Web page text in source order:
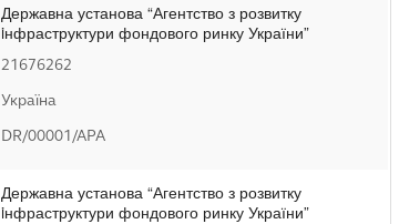
Державна установа “Агентство з розвитку
iнфраструктури фондового ринку України”
21676262
Україна
DR/00001/APA
Державна установа “Агентство з розвитку
iнфраструктури фондового ринку України”